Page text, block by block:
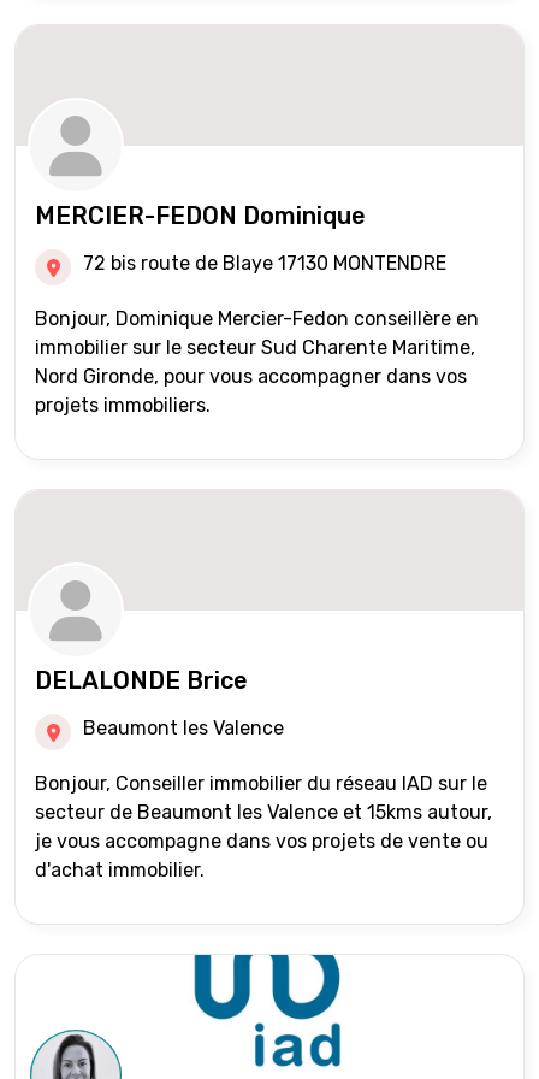
MERCIER-FEDON Dominique
72 bis route de Blaye 17130 MONTENDRE
Bonjour, Dominique Mercier-Fedon conseillère en
immobilier sur le secteur Sud Charente Maritime,
Nord Gironde, pour vous accompagner dans vos
projets immobiliers.
DELALONDE Brice
Beaumont les Valence
Bonjour, Conseiller immobilier du réseau IAD sur le
secteur de Beaumont les Valence et 15kms autour,
je vous accompagne dans vos projets de vente ou
d'achat immobilier.